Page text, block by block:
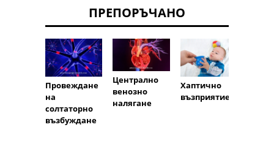
ПРЕПОРЪЧАНО
Провеждане
на
солтаторно
възбуждане
Централно
венозно
налягане
Хаптично
възприятие